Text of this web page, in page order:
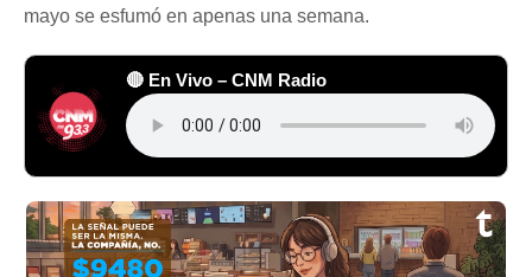
mayo se esfumó en apenas una semana.
🔴 En Vivo – CNM Radio